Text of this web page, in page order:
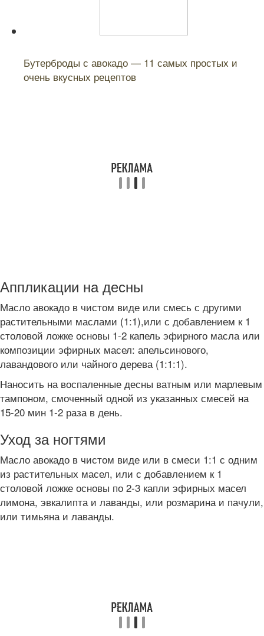
Бутерброды с авокадо — 11 самых простых и
очень вкусных рецептов
Аппликации на десны
Масло авокадо в чистом виде или смесь с другими
растительными маслами (1:1),или с добавлением к 1
столовой ложке основы 1-2 капель эфирного масла или
композиции эфирных масел: апельсинового,
лавандового или чайного дерева (1:1:1).
Наносить на воспаленные десны ватным или марлевым
тампоном, смоченный одной из указанных смесей на
15-20 мин 1-2 раза в день.
Уход за ногтями
Масло авокадо в чистом виде или в смеси 1:1 с одним
из растительных масел, или с добавлением к 1
столовой ложке основы по 2-3 капли эфирных масел
лимона, эвкалипта и лаванды, или розмарина и пачули,
или тимьяна и лаванды.